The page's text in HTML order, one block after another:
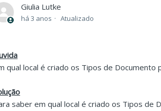
Giulia Lutke
há 3 anos Atualizado
qual local é criado os Tipos de Documento
saber em qual local é criado os Tipos de